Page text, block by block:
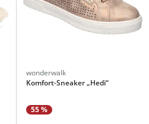
wonderwalk
Komfort-Sneaker „Hedi“
55 %